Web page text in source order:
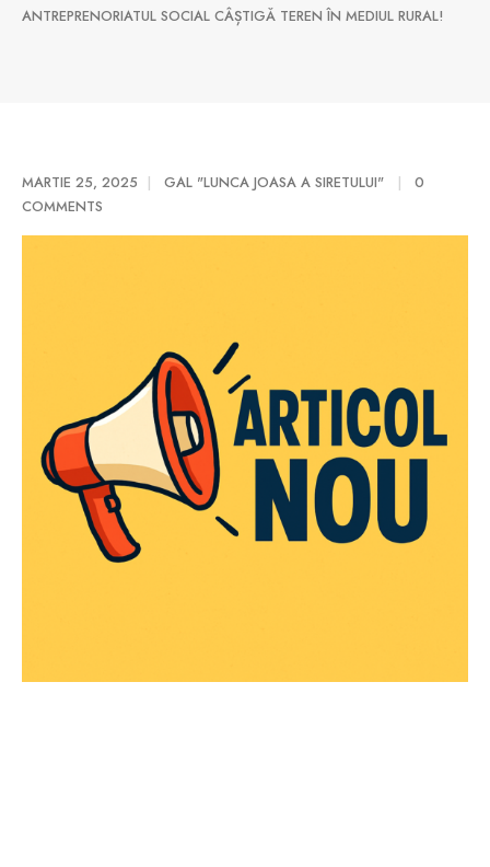
ANTREPRENORIATUL SOCIAL CÂȘTIGĂ TEREN ÎN MEDIUL RURAL!
MARTIE 25, 2025 GAL "LUNCA JOASA A SIRETULUI"
0
COMMENTS